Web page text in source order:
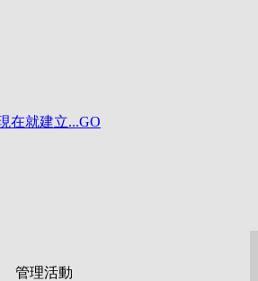
在就建立...GO
峰。最強置入性病毒行銷
管理活動